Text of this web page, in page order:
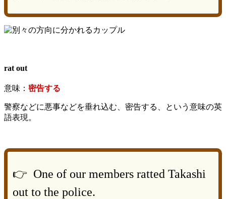
rat out
意味： 密告する
警察などに悪事などを垂れ込む、密告する、という意味の英
語表現。
👉 One of our members ratted Takashi
out to the police.